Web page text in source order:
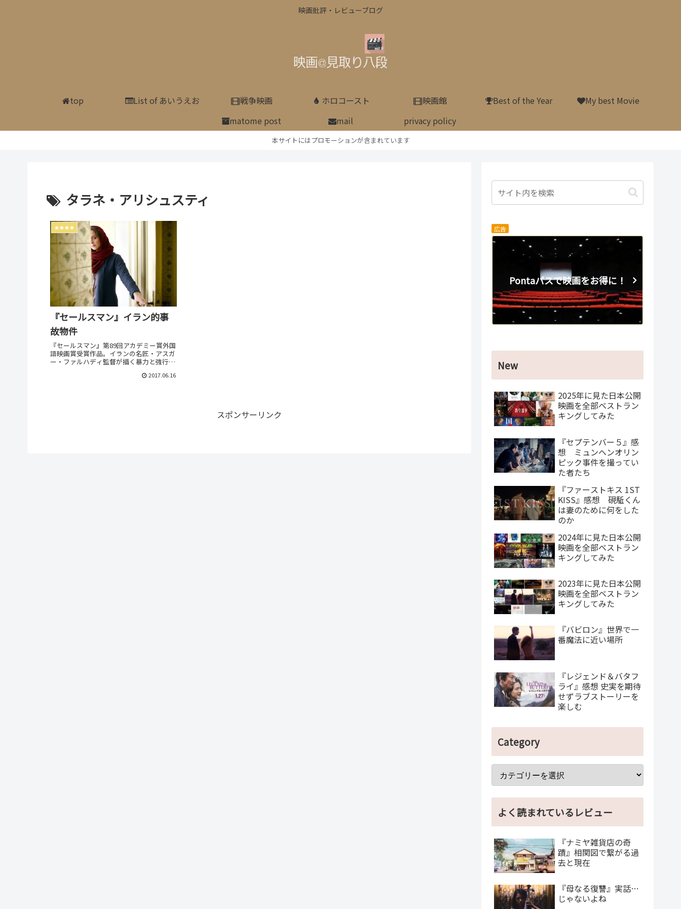
映画批評・レビューブログ
top List of あいうえお 戦争映画 ホロコースト 映画館 Best of the Year
My best Movie
matome post
mail privacy policy
本サイトにはプロモーションが含まれています
タラネ・アリシュスティ
★★★★
『セールスマン』イラン的事
故物件
『セールスマン』第89回アカデミー賞外国
語映画賞受賞作品。イランの名匠・アスガ
ー・ファルハディ監督が描く暴力と強行の
ニ、タラネ・アリシュスティ…
2017.06.16
スポンサーリンク
広告
Pontaパスで映画をお得に！
New
2025年に見た日本公開
映画を全部ベストラン
キングしてみた
『セプテンバー５』感
想 ミュンヘンオリン
ピック事件を撮ってい
た者たち
『ファーストキス 1ST
KISS』感想 硯駈くん
は妻のために何をした
のか
2024年に見た日本公開
映画を全部ベストラン
キングしてみた
2023年に見た日本公開
映画を全部ベストラン
キングしてみた
『バビロン』世界で一
番魔法に近い場所
『レジェンド＆バタフ
ライ』感想 史実を期待
せずラブストーリーを
楽しむ
Category
よく読まれているレビュー
『ナミヤ雑貨店の奇
蹟』相関図で繋がる過
去と現在
『母なる復讐』実話…
じゃないよね